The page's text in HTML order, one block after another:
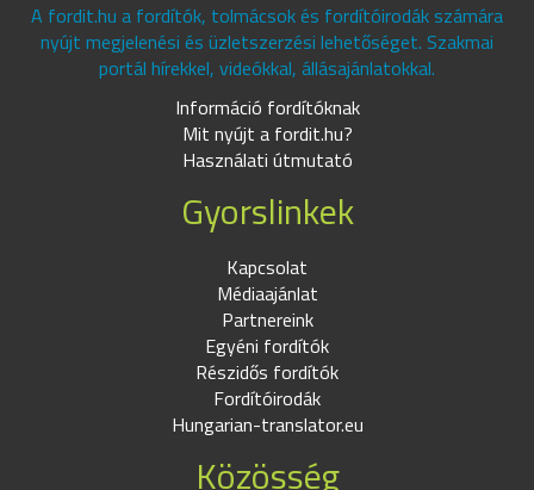
A fordit.hu a fordítók, tolmácsok és fordítóirodák számára
nyújt megjelenési és üzletszerzési lehetőséget. Szakmai
portál hírekkel, videókkal, állásajánlatokkal.
Információ fordítóknak
Mit nyújt a fordit.hu?
Használati útmutató
Gyorslinkek
Kapcsolat
Médiaajánlat
Partnereink
Egyéni fordítók
Részidős fordítók
Fordítóirodák
Hungarian-translator.eu
Közösség